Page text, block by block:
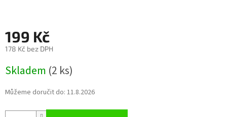
199 Kč
178 Kč bez DPH
cena:
Skladem (2 ks)
Můžeme doručit do: 11.8.2026